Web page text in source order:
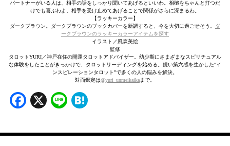
パートナーがいる人は、相手の話をしっかり聞いてあげるといいわ。相槌をちゃんと打つだ
けでも喜ぶわよ。相手を受け止めてあげることで関係がさらに深まるわ。
【ラッキーカラー】
ダークブラウン。ダークブラウンのブックカバーを新調すると、今を大切に過ごせそう。 ダ
ークブラウンのラッキーカラーアイテムを探す
イラスト／風森美絵
監修
タロットYURI／神戸在住の開運タロットアドバイザー。幼少期にさまざまなスピリチュアル
な体験をしたことがきっかけで、タロットリーディングを始める。鋭い第六感を生かした“イ
ンスピレーションタロット”で多くの人の悩みを解決。
対面鑑定は@yuri_unmeikaikaまで。
Facebook
X Line